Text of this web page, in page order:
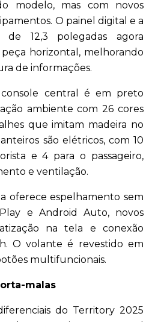
modelo, mas com novos
O painel digital e a
de 12,3 polegadas agora
horizontal, melhorando
de informações.
central é em preto
ambiente com 26 cores
que imitam madeira no
são elétricos, com 10
e 4 para o passageiro,
e ventilação.
oferece espelhamento sem
e Android Auto, novos
na tela e conexão
O volante é revestido em
multifuncionais.
malas
do Territory 2025